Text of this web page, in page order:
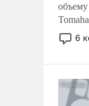
объему
США
лет.
6